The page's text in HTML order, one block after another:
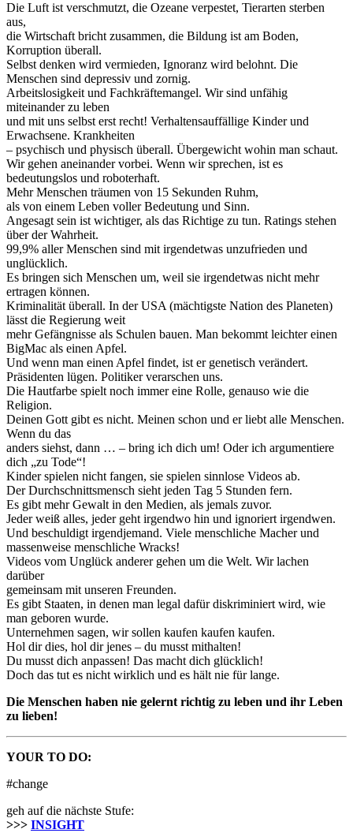
Die Luft ist verschmutzt, die Ozeane verpestet, Tierarten sterben
aus,
die Wirtschaft bricht zusammen, die Bildung ist am Boden,
Korruption überall.
Selbst denken wird vermieden, Ignoranz wird belohnt. Die
Menschen sind depressiv und zornig.
Arbeitslosigkeit und Fachkräftemangel. Wir sind unfähig
miteinander zu leben
und mit uns selbst erst recht! Verhaltensauffällige Kinder und
Erwachsene. Krankheiten
– psychisch und physisch überall. Übergewicht wohin man schaut.
Wir gehen aneinander vorbei. Wenn wir sprechen, ist es
bedeutungslos und roboterhaft.
Mehr Menschen träumen von 15 Sekunden Ruhm,
als von einem Leben voller Bedeutung und Sinn.
Angesagt sein ist wichtiger, als das Richtige zu tun. Ratings stehen
über der Wahrheit.
99,9% aller Menschen sind mit irgendetwas unzufrieden und
unglücklich.
Es bringen sich Menschen um, weil sie irgendetwas nicht mehr
ertragen können.
Kriminalität überall. In der USA (mächtigste Nation des Planeten)
lässt die Regierung weit
mehr Gefängnisse als Schulen bauen. Man bekommt leichter einen
BigMac als einen Apfel.
Und wenn man einen Apfel findet, ist er genetisch verändert.
Präsidenten lügen. Politiker verarschen uns.
Die Hautfarbe spielt noch immer eine Rolle, genauso wie die
Religion.
Deinen Gott gibt es nicht. Meinen schon und er liebt alle Menschen.
Wenn du das
anders siehst, dann … – bring ich dich um! Oder ich argumentiere
dich „zu Tode“!
Kinder spielen nicht fangen, sie spielen sinnlose Videos ab.
Der Durchschnittsmensch sieht jeden Tag 5 Stunden fern.
Es gibt mehr Gewalt in den Medien, als jemals zuvor.
Jeder weiß alles, jeder geht irgendwo hin und ignoriert irgendwen.
Und beschuldigt irgendjemand. Viele menschliche Macher und
massenweise menschliche Wracks!
Videos vom Unglück anderer gehen um die Welt. Wir lachen
darüber
gemeinsam mit unseren Freunden.
Es gibt Staaten, in denen man legal dafür diskriminiert wird, wie
man geboren wurde.
Unternehmen sagen, wir sollen kaufen kaufen kaufen.
Hol dir dies, hol dir jenes – du musst mithalten!
Du musst dich anpassen! Das macht dich glücklich!
Doch das tut es nicht wirklich und es hält nie für lange.
Die Menschen haben nie gelernt richtig zu leben und ihr Leben
zu lieben!
YOUR TO DO:
#change
geh auf die nächste Stufe:
>>> INSIGHT